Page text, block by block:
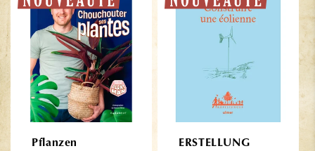
Pflanzen
ERSTELLUNG